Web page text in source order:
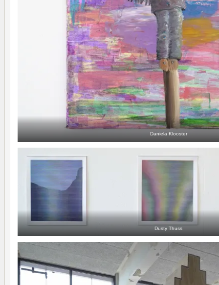
Daniela Klooster
Dusty Thuss